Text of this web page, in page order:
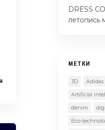
DRESS
летопись
МЕТКИ
3D Adidas
Artificial
denim
Eco-